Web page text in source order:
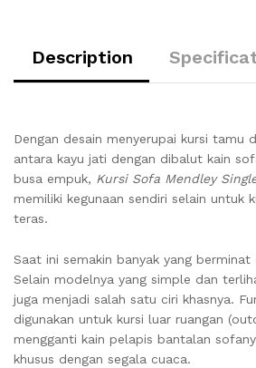
Description
Dengan desain menyerupai kursi tamu
antara kayu jati dengan dibalut kain
busa empuk, Kursi Sofa Mendley
memiliki kegunaan sendiri selain untuk
teras.
Saat ini semakin banyak yang
Selain modelnya yang simple dan
juga menjadi salah satu ciri khasnya.
digunakan untuk kursi luar ruangan
mengganti kain pelapis bantalan
khusus dengan segala cuaca.